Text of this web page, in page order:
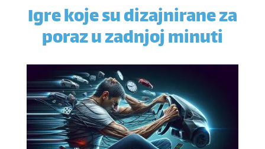
Igre koje su dizajnirane za
poraz u zadnjoj minuti